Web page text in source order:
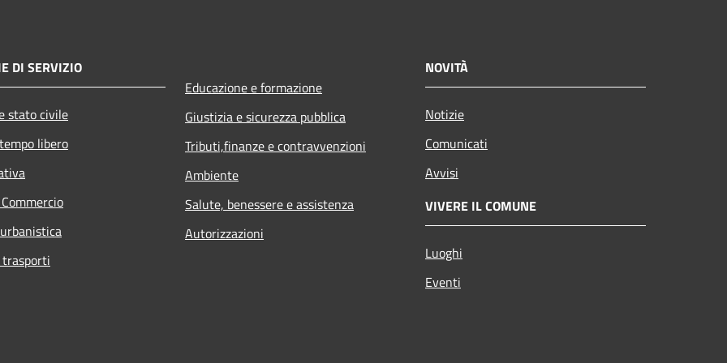
DI SERVIZIO
stato civile
libero
Educazione e formazione
Giustizia e sicurezza pubblica
Tributi,finanze e contravvenzioni
Ambiente
Salute, benessere e assistenza
Autorizzazioni
NOVITÀ
Notizie
Comunicati
Avvisi
VIVERE IL COMUNE
Luoghi
Eventi